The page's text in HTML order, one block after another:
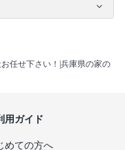
任せ下さい！|兵庫県の家の
用ガイド
めての方へ